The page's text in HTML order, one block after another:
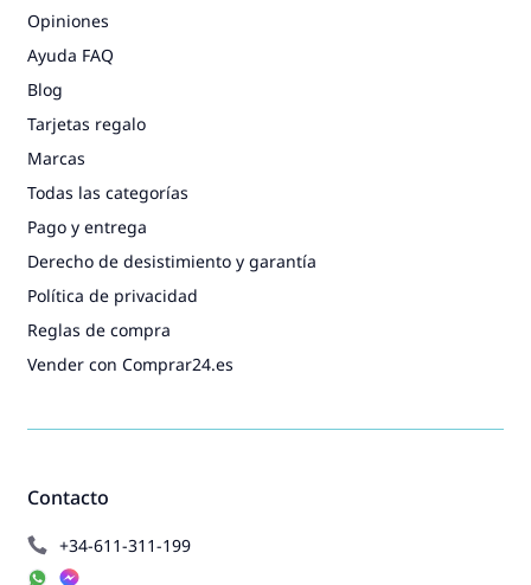
Contacto
+34-611-311-199
Opiniones
Ayuda FAQ
Blog
Tarjetas regalo
Marcas
Todas las categorías
Pago y entrega
Derecho de desistimiento y garantía
Política de privacidad
Reglas de compra
Vender con Comprar24.es